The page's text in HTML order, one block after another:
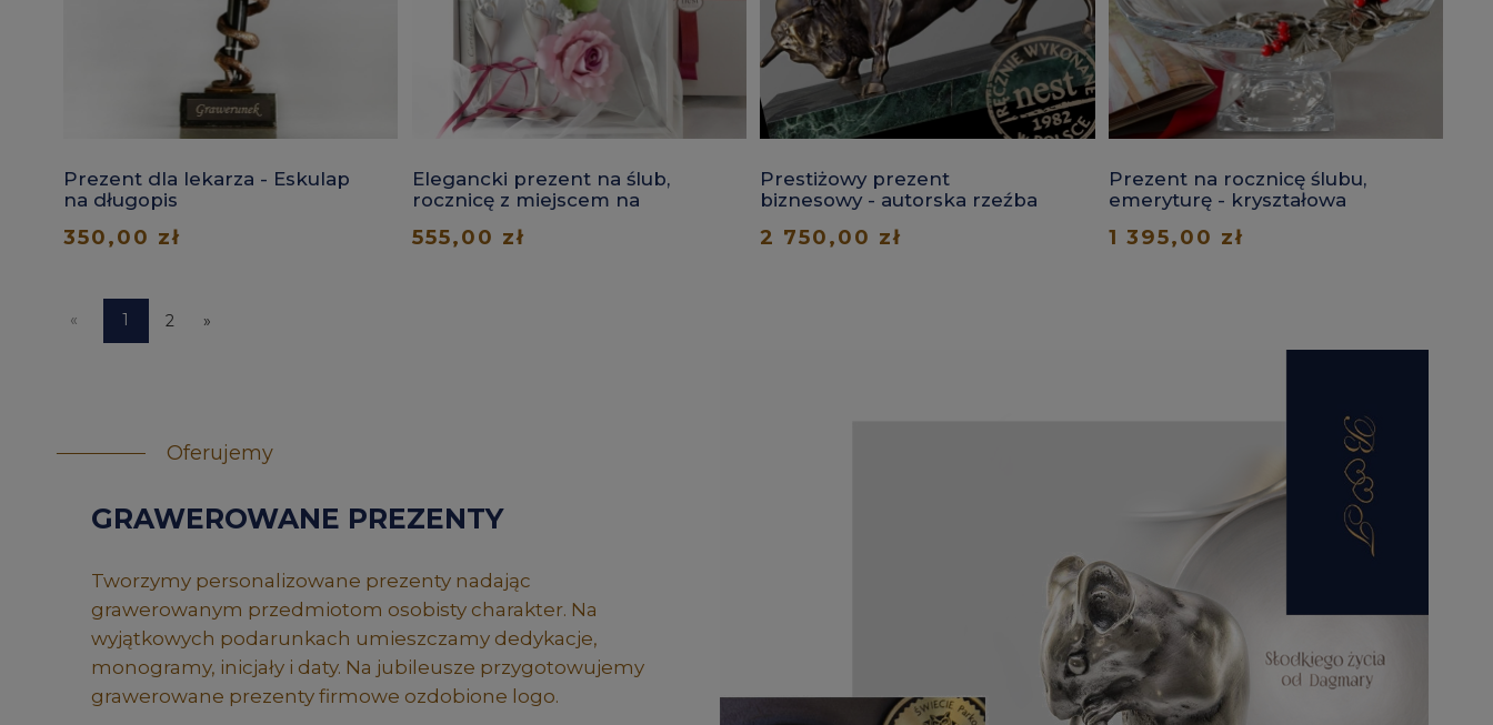
Prezent dla lekarza - Eskulap
na długopis
350,00 zł
Elegancki prezent na ślub,
rocznicę z miejscem na
555,00 zł
Prestiżowy prezent
biznesowy - autorska rzeźba
2 750,00 zł
Prezent na rocznicę ślubu,
emeryturę - kryształowa
1 395,00 zł
« 1 2 »
Oferujemy
GRAWEROWANE PREZENTY
Tworzymy personalizowane prezenty nadając
grawerowanym przedmiotom osobisty charakter. Na
wyjątkowych podarunkach umieszczamy dedykacje,
monogramy, inicjały i daty. Na jubileusze przygotowujemy
grawerowane prezenty firmowe ozdobione logo.